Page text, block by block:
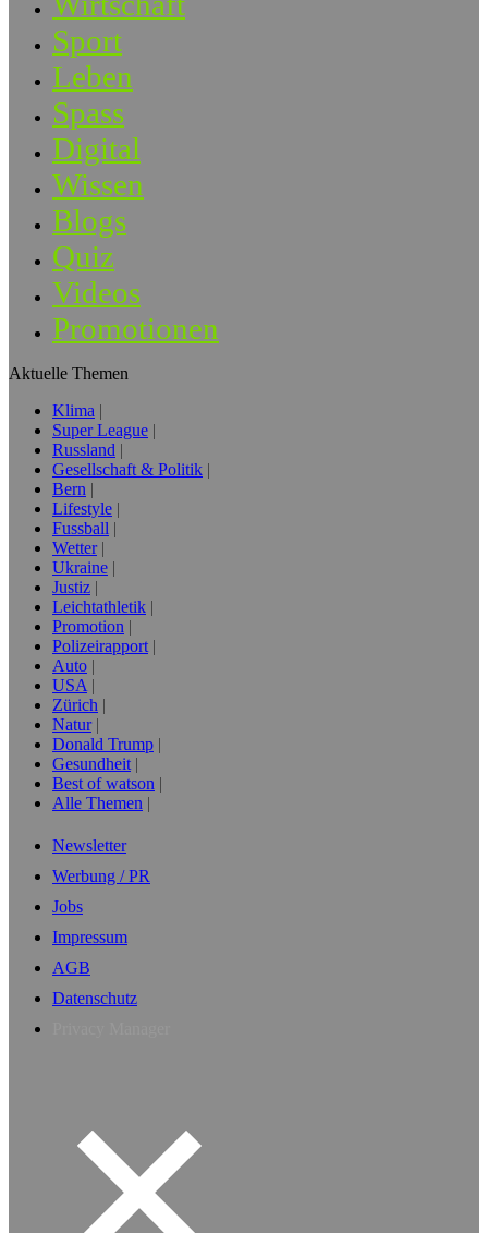
Sport
Leben
Spass
Digital
Wissen
Blogs
Quiz
Videos
Promotionen
Aktuelle Themen
Klima
Super League
Russland
Gesellschaft & Politik
Bern
Lifestyle
Fussball
Wetter
Ukraine
Justiz
Leichtathletik
Promotion
Polizeirapport
Auto
USA
Zürich
Natur
Donald Trump
Gesundheit
Best of watson
Alle Themen
Newsletter
Werbung / PR
Jobs
Impressum
AGB
Datenschutz